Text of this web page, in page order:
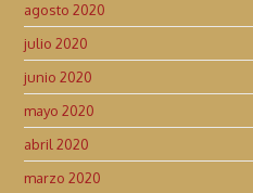
agosto 2020
julio 2020
junio 2020
mayo 2020
abril 2020
marzo 2020